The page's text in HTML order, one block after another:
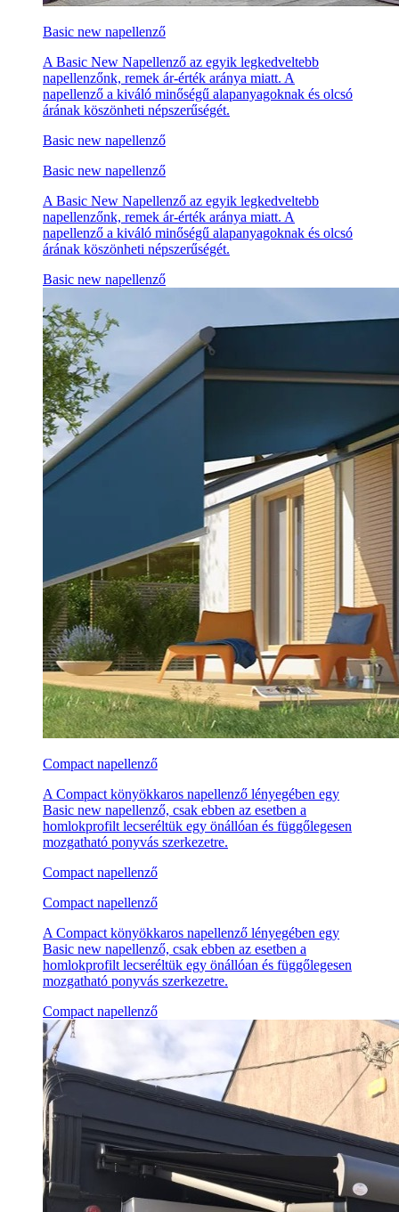
Basic new napellenző
A Basic New Napellenző az egyik legkedveltebb
napellenzőnk, remek ár-érték aránya miatt. A
napellenző a kiváló minőségű alapanyagoknak és olcsó
árának köszönheti népszerűségét.
Basic new napellenző
Basic new napellenző
A Basic New Napellenző az egyik legkedveltebb
napellenzőnk, remek ár-érték aránya miatt. A
napellenző a kiváló minőségű alapanyagoknak és olcsó
árának köszönheti népszerűségét.
Basic new napellenző
Compact napellenző
A Compact könyökkaros napellenző lényegében egy
Basic new napellenző, csak ebben az esetben a
homlokprofilt lecseréltük egy önállóan és függőlegesen
mozgatható ponyvás szerkezetre.
Compact napellenző
Compact napellenző
A Compact könyökkaros napellenző lényegében egy
Basic new napellenző, csak ebben az esetben a
homlokprofilt lecseréltük egy önállóan és függőlegesen
mozgatható ponyvás szerkezetre.
Compact napellenző